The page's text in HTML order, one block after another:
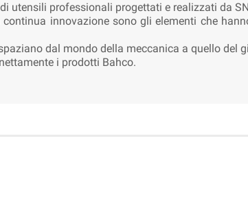
utensili professionali progettati e realizzati da
innovazione sono gli elementi che
dal mondo della meccanica a quello del
i prodotti Bahco.